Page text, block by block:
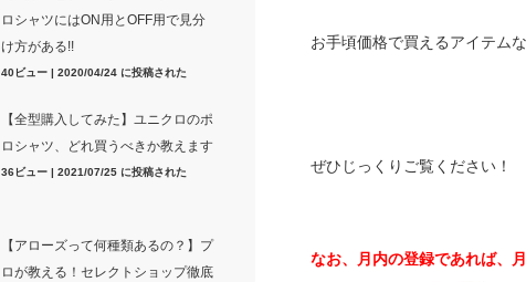
お手頃価格で買えるアイテム
ぜひじっくりご覧ください！
なお、月内の登録であれば、
ロシャツにはON用とOFF用で見分
け方がある!!
40ビュー| 2020/04/24 に投稿された
【全型購入してみた】ユニクロのポ
ロシャツ、どれ買うべきか教えます
36ビュー| 2021/07/25 に投稿された
【アローズって何種類あるの？】プ
ロが教える！セレクトショップ徹底